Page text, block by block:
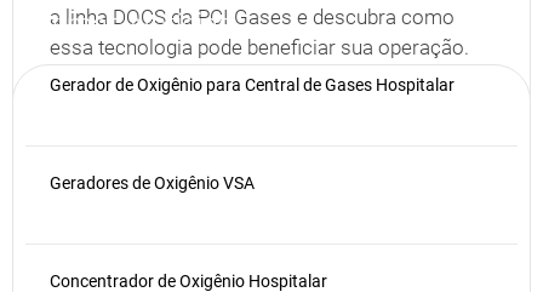
a linha DOCS da PCI Gases e descubra como
essa tecnologia pode beneficiar sua operação.
Publicado em25 de junho de 2025
Últimas Notícias
Gerador de Oxigênio para Central de Gases Hospitalar
Geradores de Oxigênio VSA
Concentrador de Oxigênio Hospitalar